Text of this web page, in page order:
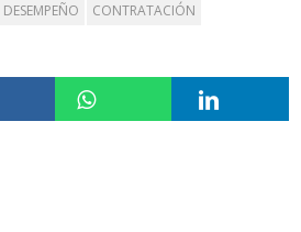
DESEMPEÑO
CONTRATACIÓN